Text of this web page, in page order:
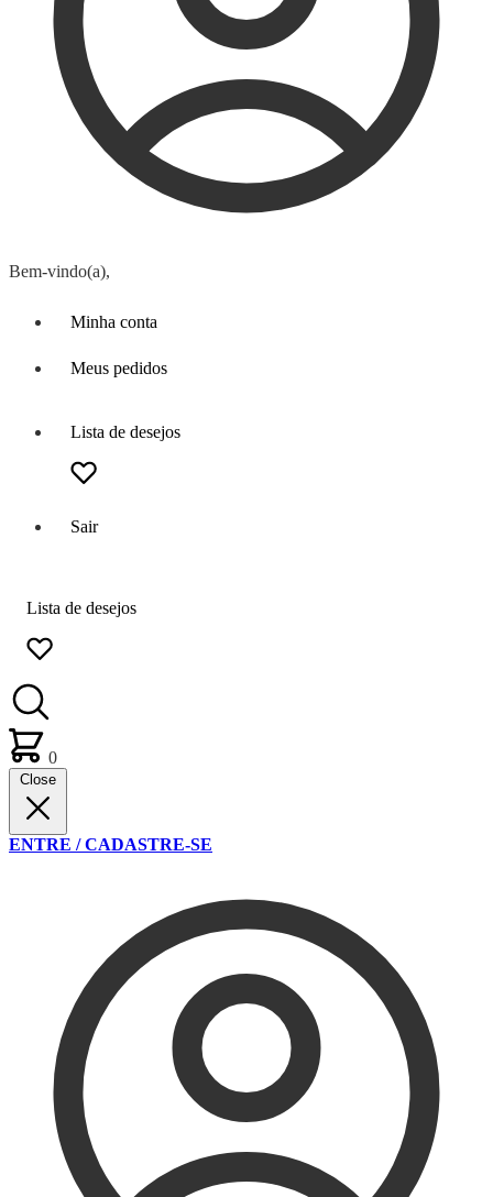
Bem-vindo(a),
Minha conta
Meus pedidos
Lista de desejos
Sair
Lista de desejos
0
Close
ENTRE / CADASTRE-SE